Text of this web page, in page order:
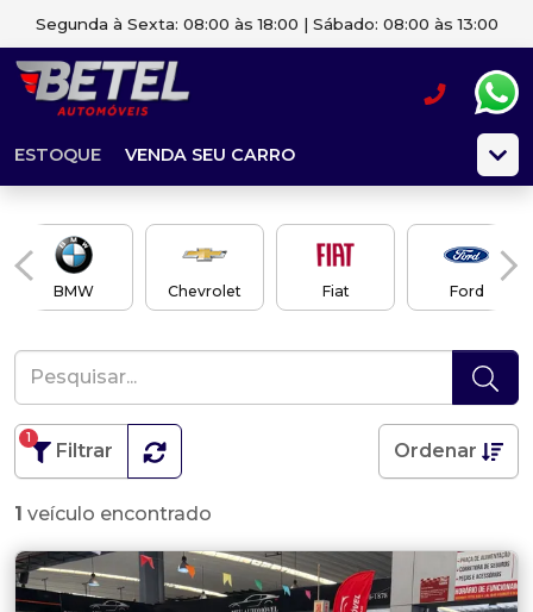
Segunda à Sexta: 08:00 às 18:00 | Sábado: 08:00 às 13:00
ESTOQUE VENDA SEU CARRO
BMW Chevrolet Fiat Ford
Filtrar
1
Ordenar
1 veículo encontrado